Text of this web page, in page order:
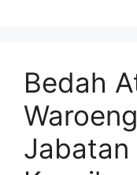
Bedah
Jabatan